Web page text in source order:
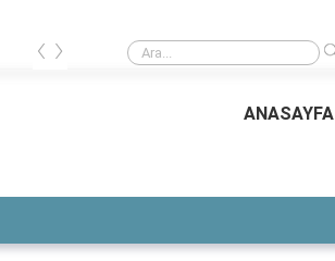
Humbaracı Ocağı neden kaldırıldı?
‹ ›
ANASAYFA